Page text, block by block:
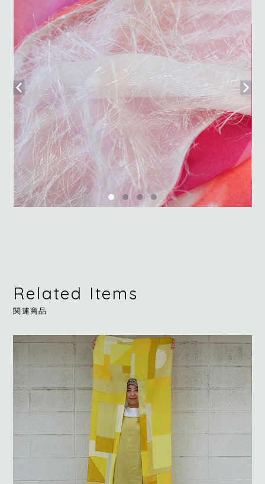
Related Items
関連商品